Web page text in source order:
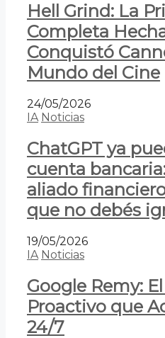
Hell Grind: La
Completa
Conquistó
Mundo del Cine
24/05/2026
IA Noticias
ChatGPT ya
cuenta
aliado
que no debés
19/05/2026
IA Noticias
Google Remy:
Proactivo que
24/7